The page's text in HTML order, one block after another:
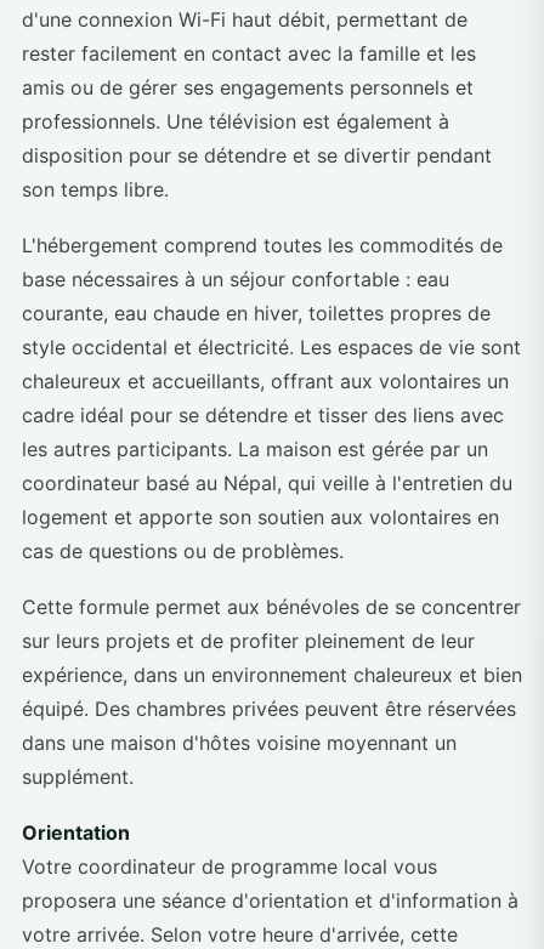
d'une connexion Wi-Fi haut débit, permettant de
rester facilement en contact avec la famille et les
amis ou de gérer ses engagements personnels et
professionnels. Une télévision est également à
disposition pour se détendre et se divertir pendant
son temps libre.
L'hébergement comprend toutes les commodités de
base nécessaires à un séjour confortable : eau
courante, eau chaude en hiver, toilettes propres de
style occidental et électricité. Les espaces de vie sont
chaleureux et accueillants, offrant aux volontaires un
cadre idéal pour se détendre et tisser des liens avec
les autres participants. La maison est gérée par un
coordinateur basé au Népal, qui veille à l'entretien du
logement et apporte son soutien aux volontaires en
cas de questions ou de problèmes.
Cette formule permet aux bénévoles de se concentrer
sur leurs projets et de profiter pleinement de leur
expérience, dans un environnement chaleureux et bien
équipé. Des chambres privées peuvent être réservées
dans une maison d'hôtes voisine moyennant un
supplément.
Orientation
Votre coordinateur de programme local vous
proposera une séance d'orientation et d'information à
votre arrivée. Selon votre heure d'arrivée, cette